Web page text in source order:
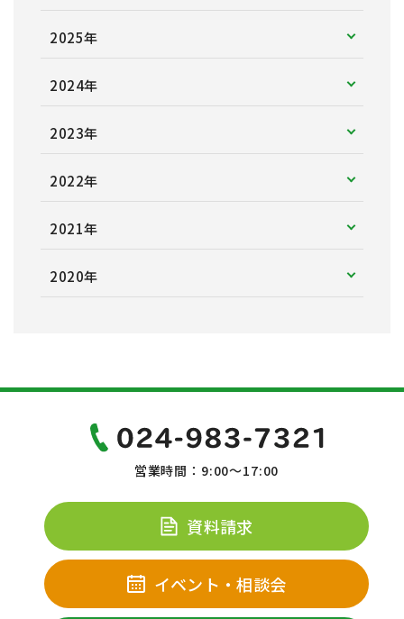
2025年
2024年
2023年
2022年
2021年
2020年
営業時間：9:00～17:00
資料請求
イベント・相談会